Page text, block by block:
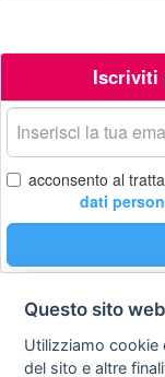
Iscriviti
La
tua
email
acconsento al
dati
Contatti
Questo sito
Utilizziamo cookie
del sito e altre